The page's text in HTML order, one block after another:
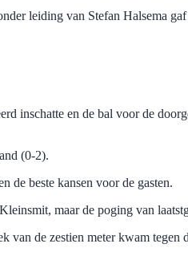
leiding van Stefan Halsema
inschatte en de bal voor de
(0-2).
de beste kansen voor de gasten.
maar de poging van
van de zestien meter kwam tegen